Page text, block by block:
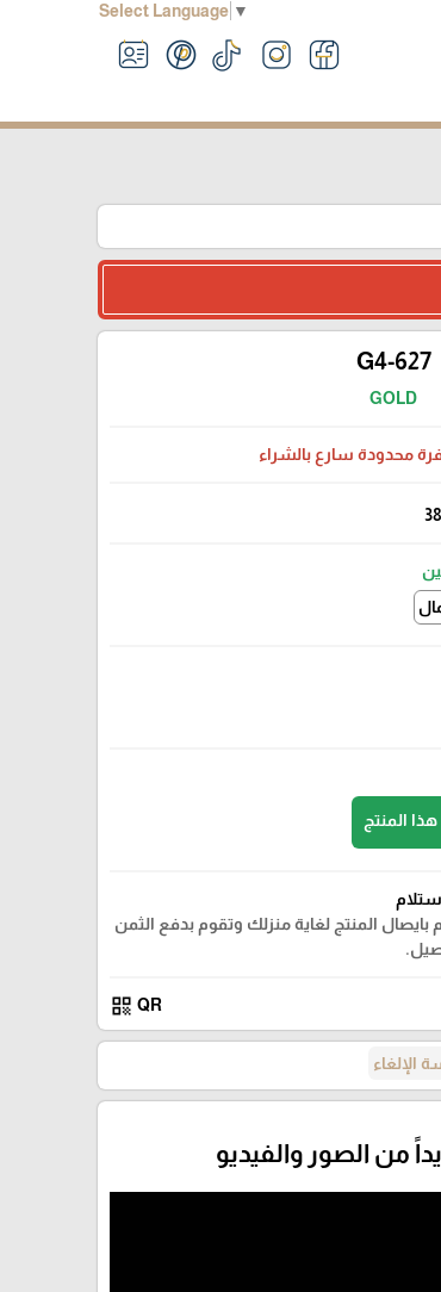
Select Language ▼
G4-627
GOLD
محدودة سارع بالشراء
المنتج
المنتج لغاية منزلك وتقوم بدفع الثمن
QR
qr_code
الإلغاء
من الصور والفيديو